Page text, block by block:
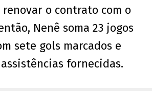
o contrato com o
Nenê soma 23 jogos
sete gols marcados e
fornecidas.